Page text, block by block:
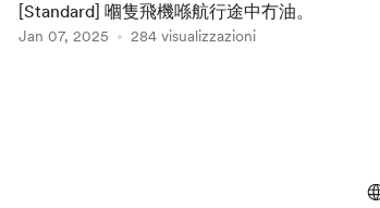
[Standard] 嗰隻飛機喺航行途中冇油。
Jan 07, 2025 284 visualizzazioni